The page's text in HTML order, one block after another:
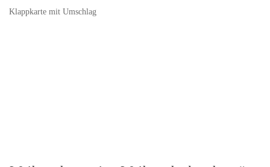
Klappkarte mit Umschlag